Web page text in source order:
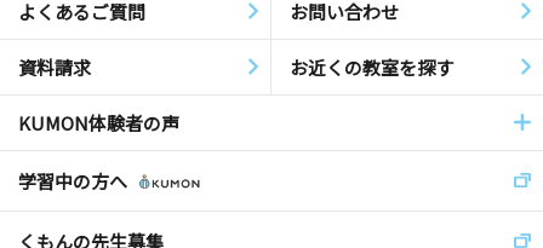
よくあるご質問 お問い合わせ
資料請求 お近くの教室を探す
KUMON体験者の声
学習中の方へ
くもんの先生募集